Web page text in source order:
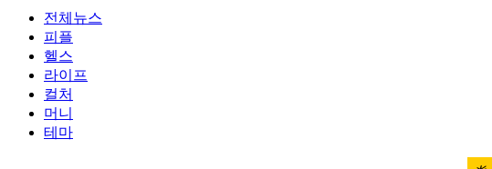
전체뉴스
피플
헬스
라이프
컬처
머니
테마